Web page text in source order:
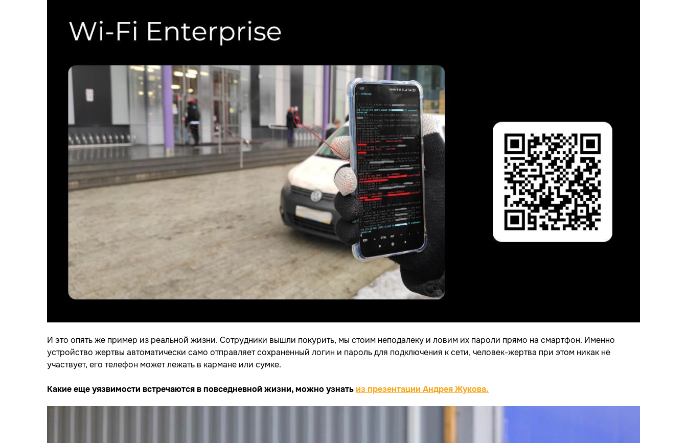
И это опять же пример из реальной жизни. Сотрудники вышли покурить, мы стоим неподалеку и ловим их пароли прямо на смартфон. Именно
устройство жертвы автоматически само отправляет сохраненный логин и пароль для подключения к сети, человек-жертва при этом никак не
участвует, его телефон может лежать в кармане или сумке.
Какие еще уязвимости встречаются в повседневной жизни, можно узнатьиз презентации Андрея Жукова.